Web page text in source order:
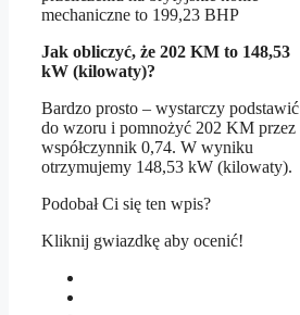
mechaniczne to 199,23 BHP
Jak obliczyć, że 202 KM to 148,53
kW (kilowaty)?
Bardzo prosto – wystarczy podstawić
do wzoru i pomnożyć 202 KM przez
współczynnik 0,74. W wyniku
otrzymujemy 148,53 kW (kilowaty).
Podobał Ci się ten wpis?
Kliknij gwiazdkę aby ocenić!